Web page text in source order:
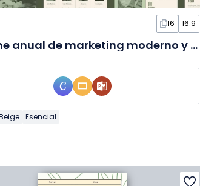
16 16:9
Informe anual de marketing moderno y minimalista en diapositivas
Esencial